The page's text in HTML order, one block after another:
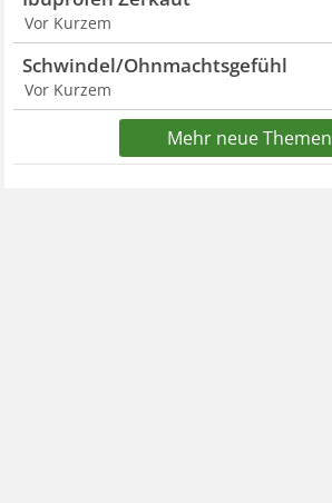
Vor Kurzem
Schwindel/Ohnmachtsgefühl
Vor Kurzem
Mehr neue Themen